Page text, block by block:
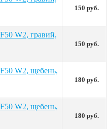
150 руб.
W2, гравий,
150 руб.
W2, щебень,
180 руб.
W2, щебень,
180 руб.